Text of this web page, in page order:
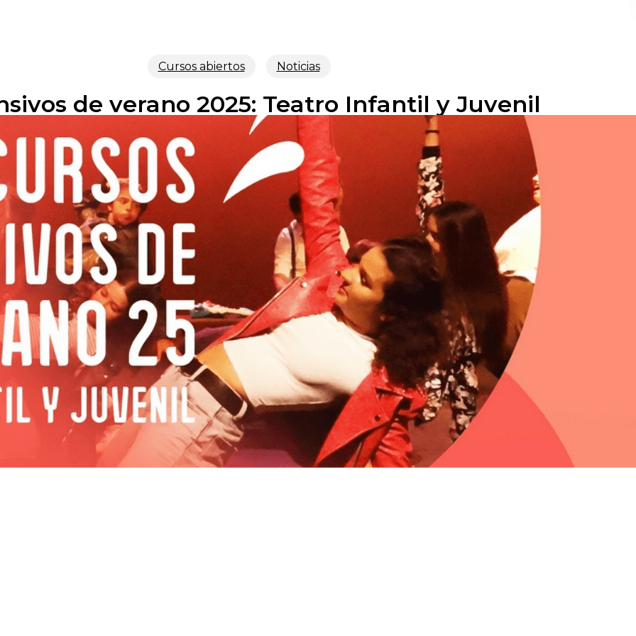
Cursos abiertos Noticias
de verano 2025: Teatro Infantil y Juvenil